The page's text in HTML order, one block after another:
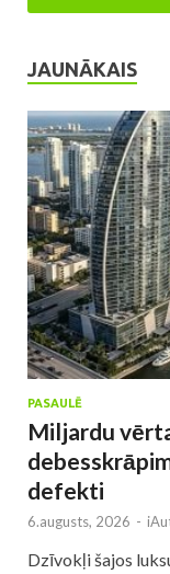
JAUNĀKAIS
PASAULĒ
Miljardu
defekti
6.augusts, 2026 -
Dzīvokļi šajos